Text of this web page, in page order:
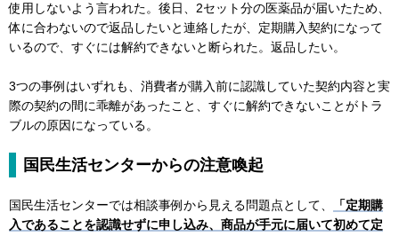
使用しないよう言われた。後日、2セット分の医薬品が届いたため、
体に合わないので返品したいと連絡したが、定期購入契約になって
いるので、すぐには解約できないと断られた。返品したい。
3つの事例はいずれも、消費者が購入前に認識していた契約内容と実
際の契約の間に乖離があったこと、すぐに解約できないことがトラ
ブルの原因になっている。
国民生活センターからの注意喚起
国民生活センターでは相談事例から見える問題点として、
「定期購
入であることを認識せずに申し込み、商品が手元に届いて初めて定